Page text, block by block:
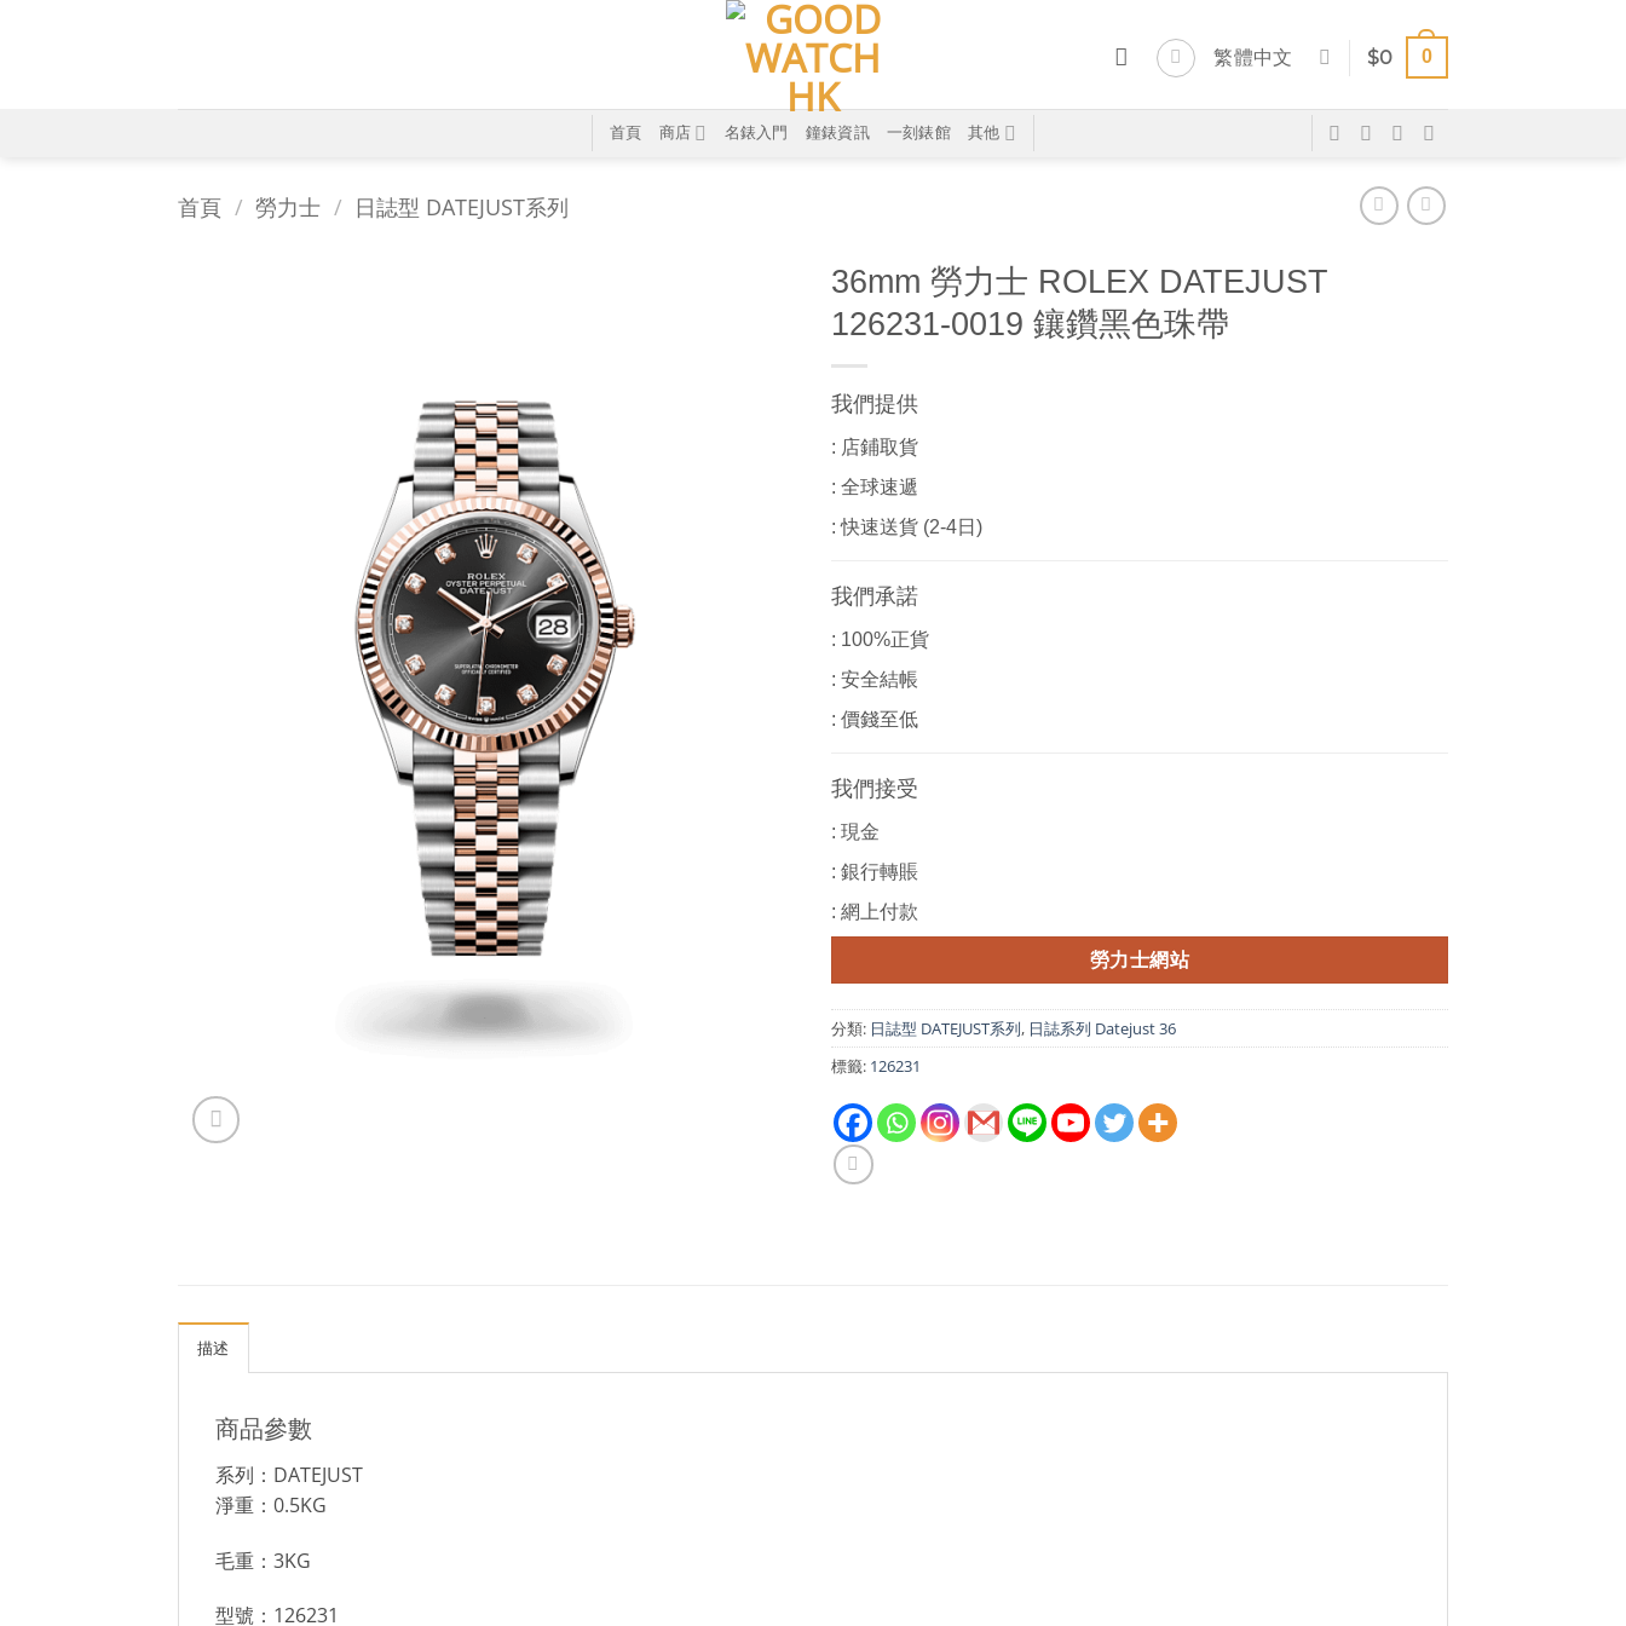
繁體中文 $0 0
首頁 商店 名錶入門 鐘錶資訊 一刻錶館 其他
首頁 / 勞力士 / 日誌型 DATEJUST系列
36mm 勞力士 ROLEX DATEJUST
126231-0019 鑲鑽黑色珠帶
我們提供
: 店鋪取貨
: 全球速遞
: 快速送貨 (2-4日)
我們承諾
: 100%正貨
: 安全結帳
: 價錢至低
我們接受
: 現金
: 銀行轉賬
: 網上付款
勞力士網站
分類: 日誌型 DATEJUST系列, 日誌系列 Datejust 36
標籤: 126231
描述
商品參數
系列：DATEJUST
淨重：0.5KG
毛重：3KG
型號：126231